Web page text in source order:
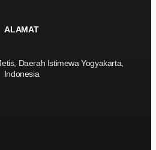
ALAMAT
Daerah Istimewa Yogyakarta,
Indonesia